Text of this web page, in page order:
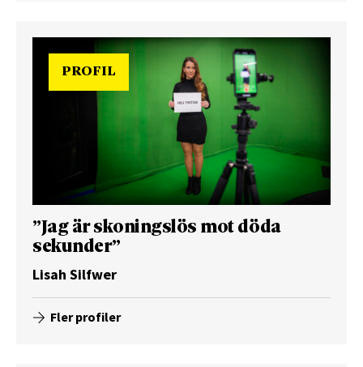
PROFIL
”Jag är skoningslös mot döda
sekunder”
Lisah Silfwer
Fler profiler